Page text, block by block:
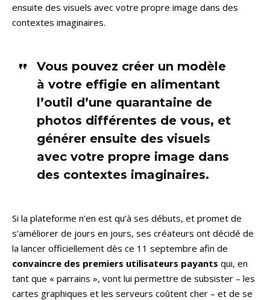
ensuite des visuels avec votre propre image dans des
contextes imaginaires.
Vous pouvez créer un modèle
à votre effigie en alimentant
l’outil d’une quarantaine de
photos différentes de vous, et
générer ensuite des visuels
avec votre propre image dans
des contextes imaginaires.
Si la plateforme n’en est qu’à ses débuts, et promet de
s’améliorer de jours en jours, ses créateurs ont décidé de
la lancer officiellement dès ce 11 septembre afin de
convaincre des premiers utilisateurs payants qui, en
tant que « parrains », vont lui permettre de subsister – les
cartes graphiques et les serveurs coûtent cher – et de se